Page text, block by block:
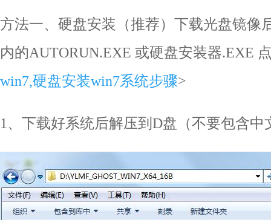
方法一、硬盘安装（推荐）下载光盘镜像
内的AUTORUN.EXE 或硬盘安装器.EXE
win7,硬盘安装win7系统步骤>
1、下载好系统后解压到D盘（不要包含中